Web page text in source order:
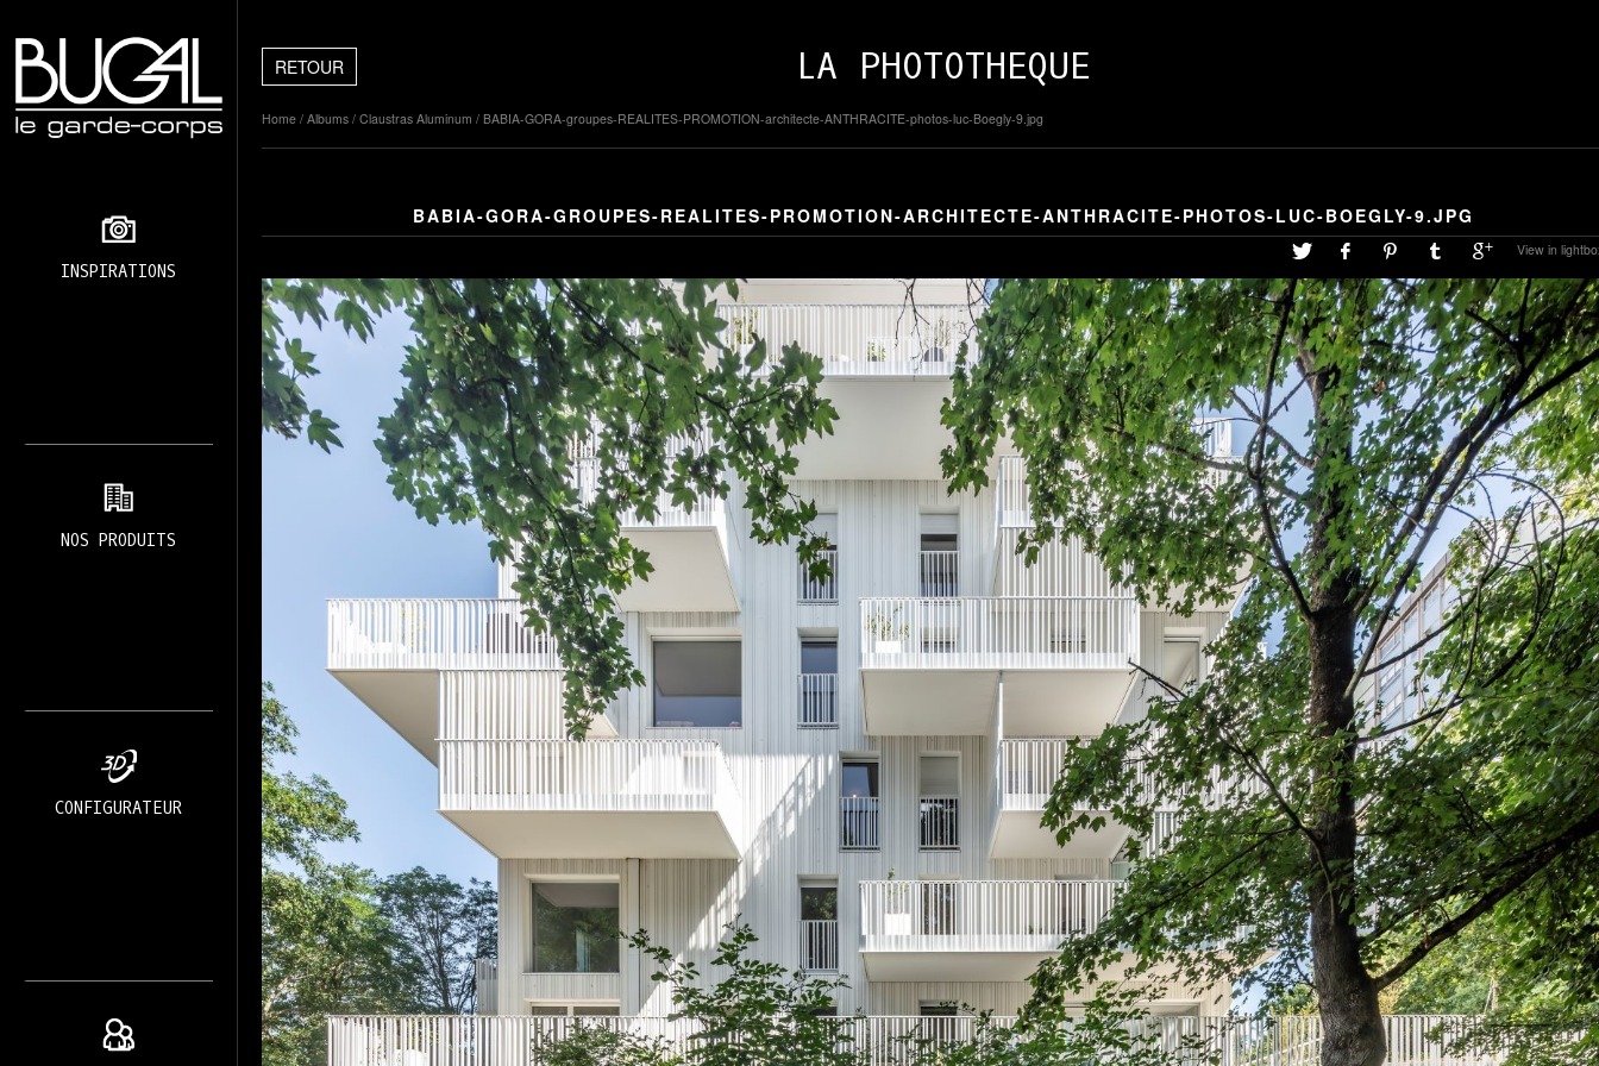
INSPIRATIONS
NOS PRODUITS
CONFIGURATEUR
RETOUR LA PHOTOTHEQUE
Home / Albums / Claustras Aluminum / BABIA-GORA-groupes-REALITES-PROMOTION-architecte-ANTHRACITE-photos-luc-Boegly-9.jpg
BABIA-GORA-GROUPES-REALITES-PROMOTION-ARCHITECTE-ANTHRACITE-PHOTOS-LUC-BOEGLY-9.JPG
View in